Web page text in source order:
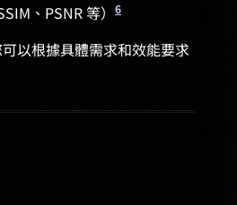
、PSNR 等） 6
以根據具體需求和效能要求